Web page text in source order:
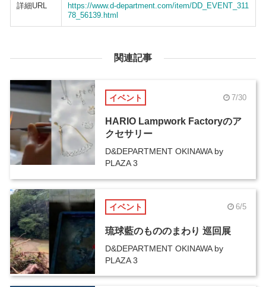
詳細URL
https://www.d-department.com/item/DD_EVENT_311
78_56139.html
関連記事
イベント 7/30
HARIO Lampwork Factoryのア
クセサリー
D&DEPARTMENT OKINAWA by
PLAZA 3
イベント 6/5
琉球藍のもののまわり 巡回展
D&DEPARTMENT OKINAWA by
PLAZA 3